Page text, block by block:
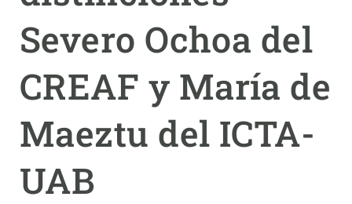
Severo Ochoa del
CREAF y María de
Maeztu del ICTA-
UAB